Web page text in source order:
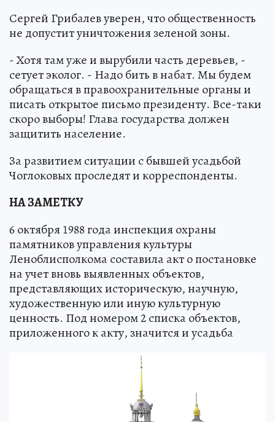
Сергей Грибалев уверен, что общественность
не допустит уничтожения зеленой зоны.
- Хотя там уже и вырубили часть деревьев, -
сетует эколог. - Надо бить в набат. Мы будем
обращаться в правоохранительные органы и
писать открытое письмо президенту. Все-таки
скоро выборы! Глава государства должен
защитить население.
За развитием ситуации с бывшей усадьбой
Чоглоковых проследят и корреспонденты.
НА ЗАМЕТКУ
6 октября 1988 года инспекция охраны
памятников управления культуры
Леноблисполкома составила акт о постановке
на учет вновь выявленных объектов,
представляющих историческую, научную,
художественную или иную культурную
ценность. Под номером 2 списка объектов,
приложенного к акту, значится и усадьба